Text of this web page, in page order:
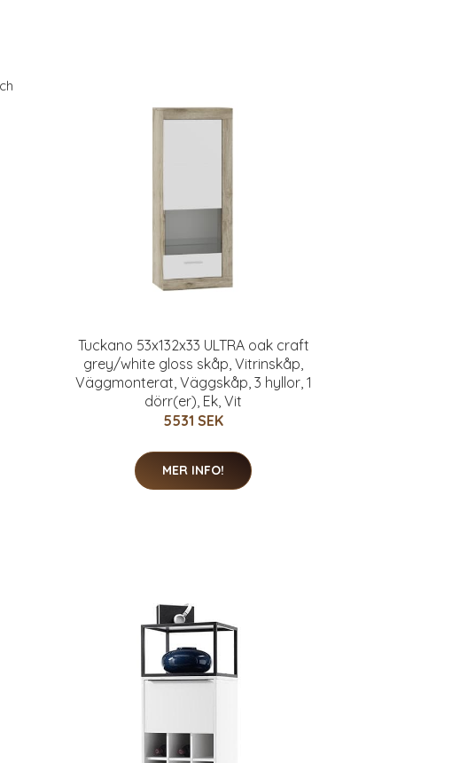
Tuckano 53x132x33 ULTRA oak craft
grey/white gloss skåp, Vitrinskåp,
Väggmonterat, Väggskåp, 3 hyllor, 1
dörr(er), Ek, Vit
5531 SEK
MER INFO!